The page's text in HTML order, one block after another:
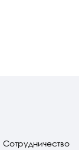
Сотрудничество